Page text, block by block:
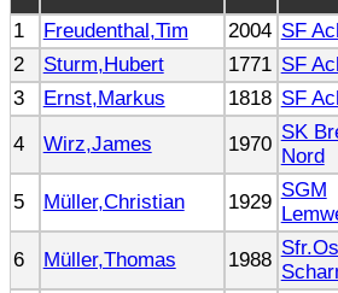
1
Freudenthal,Tim 2004 SF
2
Sturm,Hubert 1771 SF
3
Ernst,Markus 1818 SF
4
Wirz,James 1970
SK
Nord
5 Müller,Christian 1929
SGM
6 Müller,Thomas 1988